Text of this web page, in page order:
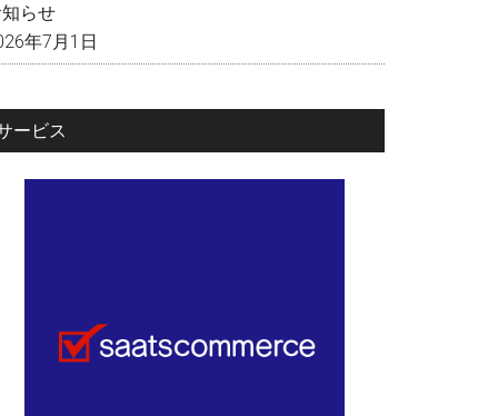
らせ
年7月1日
ービス